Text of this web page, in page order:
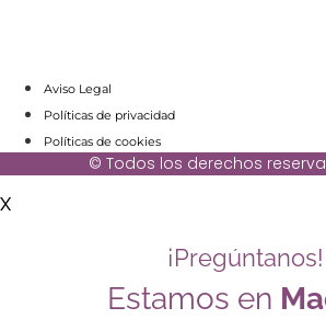
Aviso Legal
Políticas de privacidad
Políticas de cookies
© Todos los derechos
X
¡Pregúntanos!
Estamos en